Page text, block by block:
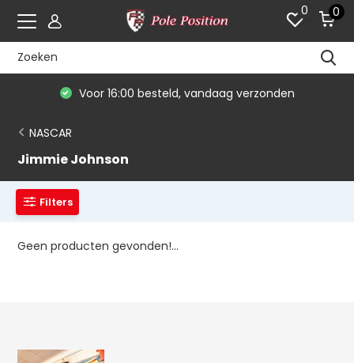
0 0
Voor 16:00 besteld, vandaag verzonden
NASCAR
Jimmie Johnson
Filters
Geen producten gevonden!...